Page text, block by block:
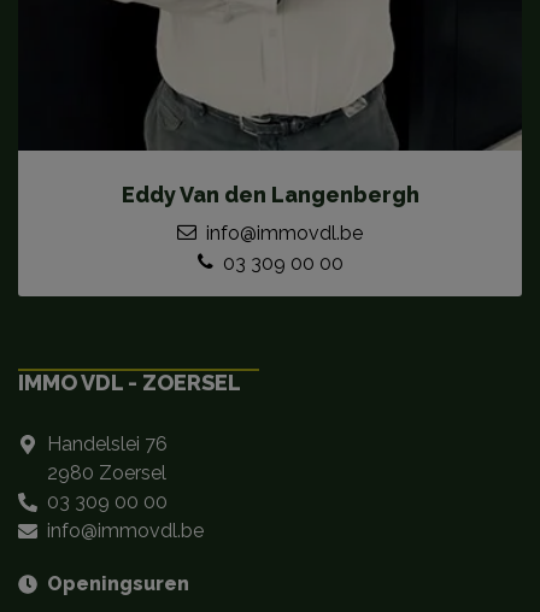
Eddy Van den Langenbergh
info@immovdl.be
03 309 00 00
IMMO VDL - ZOERSEL
Handelslei 76
2980 Zoersel
03 309 00 00
info@immovdl.be
Openingsuren